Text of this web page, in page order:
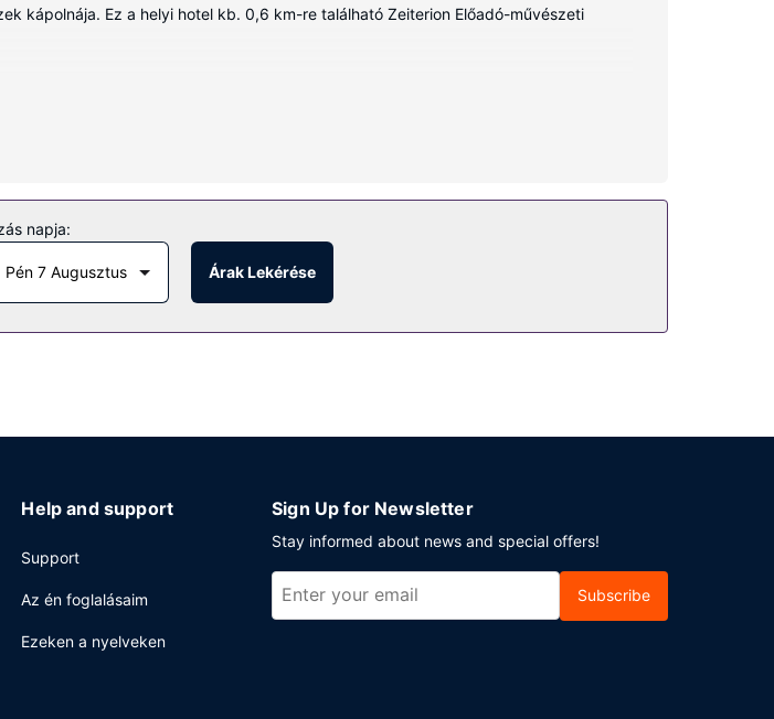
kápolnája. Ez a helyi hotel kb. 0,6 km-re található Zeiterion Előadó-művészeti
hűtőszekrény és mikrohullámú sütők is található. A vezetékes és vezeték nélküli
például a(z) beltéri medence, vagy a(z) 24 órában nyitva tartó fitneszterem. A
és bankett-terem. A vendégek könnyedén eljuthatnak a közeli
napja:
Pén 7 Augusztus Árak Lekérése
Help and support
Support
Az én foglalásaim
Ezeken a nyelveken
Sign Up for Newsletter
Stay informed about news and special offers!
Subscribe